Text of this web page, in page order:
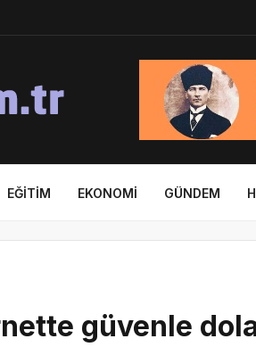
EĞITIM EKONOMI GÜNDEM
güvenle